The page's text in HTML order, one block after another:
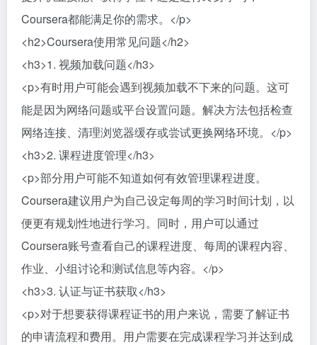
Coursera都能满足你的需求。</p>
<h2>Coursera使用常见问题</h2>
<h3>1. 视频加载问题</h3>
<p>有时用户可能会遇到视频加载不下来的问题。这可
能是因为网络问题或平台设置问题。解决方法包括检查
网络连接、清理浏览器缓存或尝试更换网络环境。</p>
<h3>2. 课程进度管理</h3>
<p>部分用户可能不知道如何有效管理课程进度。
Coursera建议用户为自己设定每周的学习时间计划，以
便更有规划性地进行学习。同时，用户可以通过
Coursera账号查看自己的课程进度、每周的课程内容、
作业、小组讨论和测试信息等内容。</p>
<h3>3. 认证与证书获取</h3>
<p>对于想要获得课程证书的用户来说，需要了解证书
的申请流程和费用。用户需要在完成课程学习并达到成